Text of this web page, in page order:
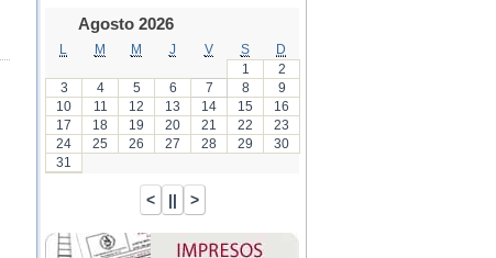
Agosto 2026
M M J V S
D
1
2
3
4 5 6 7 8
9
10
11 12 13 14 15
16
17
18 19 20 21 22
23
24
25 26 27 28 29
30
31